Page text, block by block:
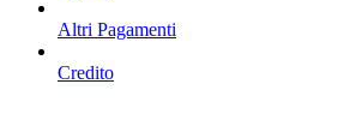
Altri Pagamenti
Credito